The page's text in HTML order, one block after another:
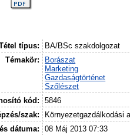
típus:
BA/BSc szakdolgozat
Témakör:
Borászat
Marketing
Gazdaságtörténet
Szőlészet
kód:
5846
szak:
Környezetgazdálkodási
dátuma:
08 Máj 2013 07:33